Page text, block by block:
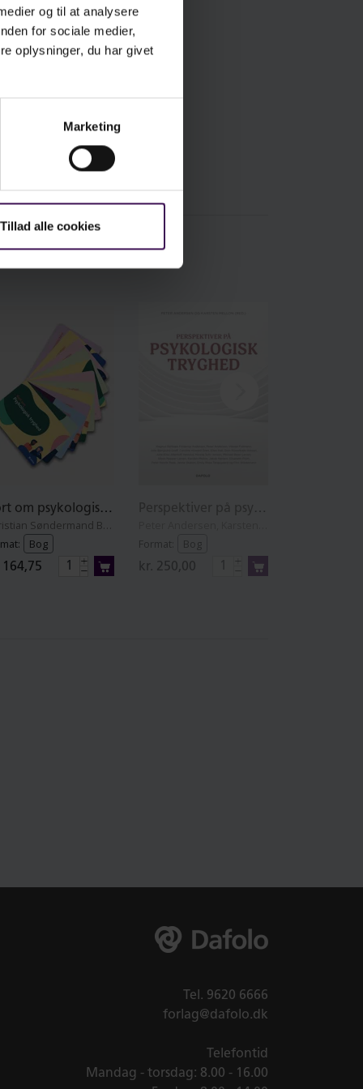
og til at analysere
for sociale medier,
oplysninger, du har givet
Marketing
Tillad alle cookies
Kort om psykologisk tryghed
Bog
Format:
Bog
kr. 250,00
Tel. 9620 6666
forlag@dafolo.dk
Telefontid
Mandag - torsdag: 8.00 - 16.00